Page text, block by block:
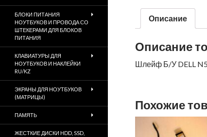
Описание
Описание
Шлейф Б/У DELL
Похожие
БЛОКИ ПИТАНИЯ
НОУТБУКОВ И ПРОВОДА СО
ШТЕКЕРАМИ ДЛЯ БЛОКОВ
ПИТАНИЯ
КЛАВИАТУРЫ ДЛЯ
НОУТБУКОВ И НАКЛЕЙКИ
RU/KZ
ЭКРАНЫ ДЛЯ НОУТБУКОВ
(МАТРИЦЫ)
ПАМЯТЬ
ЖЕСТКИЕ ДИСКИ HDD, SSD,